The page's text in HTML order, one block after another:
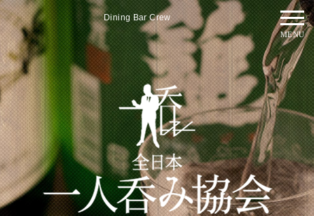
Dining Bar Crew
MENU